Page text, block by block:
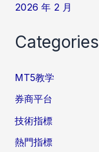
2026 年 2 月
Categories
MT5教学
券商平台
技術指標
熱門指標